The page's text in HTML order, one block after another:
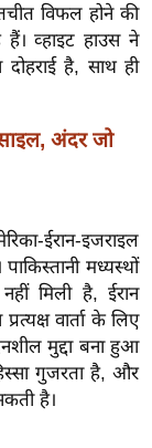
विफल होने की
हैं। व्हाइट हाउस ने
है, साथ ही
अंदर जो
ईरान-इजराइल
मध्यस्थों
मिली है, ईरान
वार्ता के लिए
मुद्दा बना हुआ
गुजरता है, और
है।